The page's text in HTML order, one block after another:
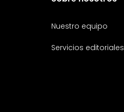
Nuestro equipo
Servicios editoriales